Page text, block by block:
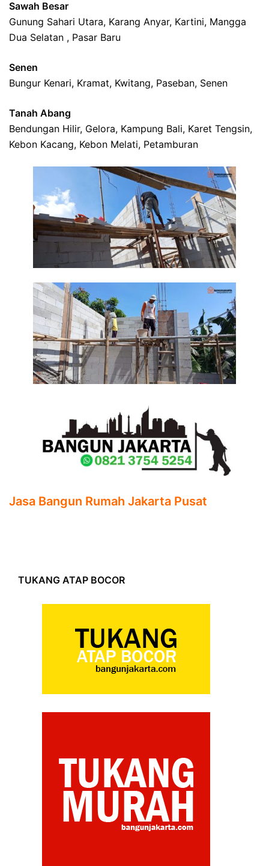
Sawah Besar
Gunung Sahari Utara, Karang Anyar, Kartini, Mangga
Dua Selatan , Pasar Baru
Senen
Bungur Kenari, Kramat, Kwitang, Paseban, Senen
Tanah Abang
Bendungan Hilir, Gelora, Kampung Bali, Karet Tengsin,
Kebon Kacang, Kebon Melati, Petamburan
Jasa Bangun Rumah Jakarta Pusat
TUKANG ATAP BOCOR